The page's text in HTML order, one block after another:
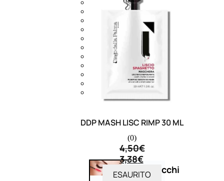
Bb E Cc Cream
Matita Occhi
Matita Sopracciglia
Mascara
Eyeliner
Rossetto
Matita Labbra
Gloss
Smalto Effetti Speciali
Occhi
DDP MASH LISC RIMP 30 ML
(0)
4,50€
3,38€
ESAURITO